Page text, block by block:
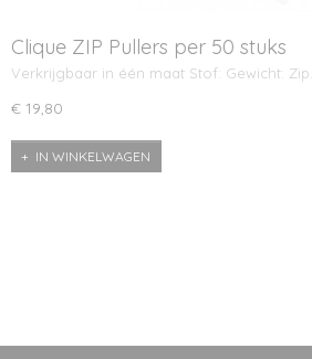
Clique ZIP Pullers per 50 stuks
Verkrijgbaar in één maat Stof: Gewicht: Zip…
€ 19,80
IN WINKELWAGEN